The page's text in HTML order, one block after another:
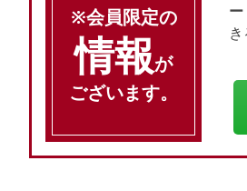
※会員限定の
情報が
ございます。